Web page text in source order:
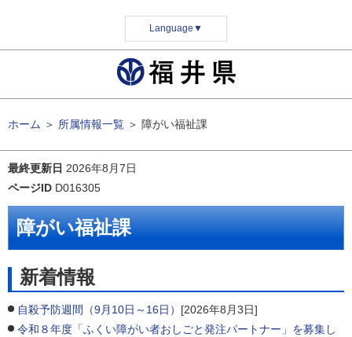
Language ▼
ホーム ＞ 所属情報一覧 ＞ 障がい福祉課
最終更新日 2026年8月7日
ページID D016305
障がい福祉課
新着情報
自殺予防週間（9月10日～16日） [2026年8月3日]
令和８年度「ふくい障がい者おしごと発注パートナー」を募集し